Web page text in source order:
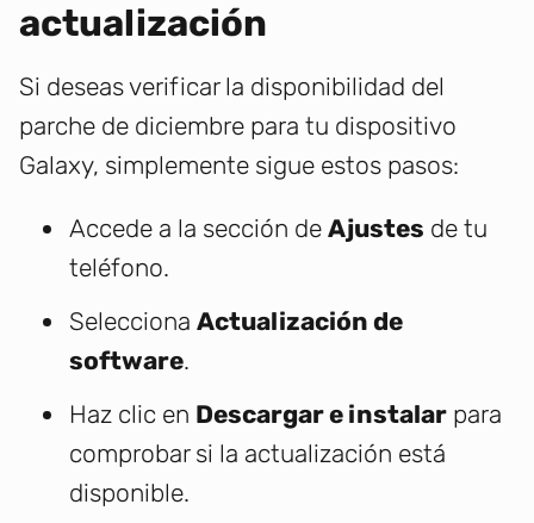
actualización
Si deseas verificar la disponibilidad del
parche de diciembre para tu dispositivo
Galaxy, simplemente sigue estos pasos:
Accede a la sección de Ajustes de tu
teléfono.
Selecciona Actualización de
software.
Haz clic en Descargar e instalar para
comprobar si la actualización está
disponible.